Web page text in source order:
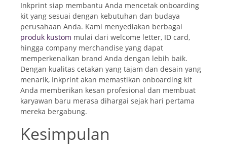
Inkprint siap membantu Anda mencetak onboarding
kit yang sesuai dengan kebutuhan dan budaya
perusahaan Anda. Kami menyediakan berbagai
produk kustom mulai dari welcome letter, ID card,
hingga company merchandise yang dapat
memperkenalkan brand Anda dengan lebih baik.
Dengan kualitas cetakan yang tajam dan desain yang
menarik, Inkprint akan memastikan onboarding kit
Anda memberikan kesan profesional dan membuat
karyawan baru merasa dihargai sejak hari pertama
mereka bergabung.
Kesimpulan